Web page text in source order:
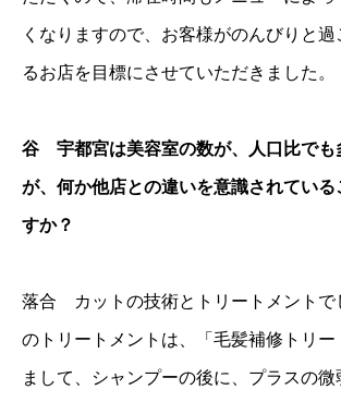
くなりますので、お客様がのんびりと
るお店を目標にさせていただきました。
谷 宇都宮は美容室の数が、人口比でも
が、何か他店との違いを意識されている
すか？
落合 カットの技術とトリートメントで
のトリートメントは、「毛髪補修トリー
まして、シャンプーの後に、プラスの微